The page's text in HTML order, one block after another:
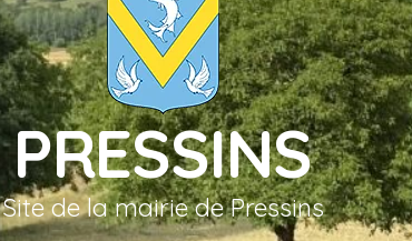
PRESSINS
Site de la mairie de Pressins